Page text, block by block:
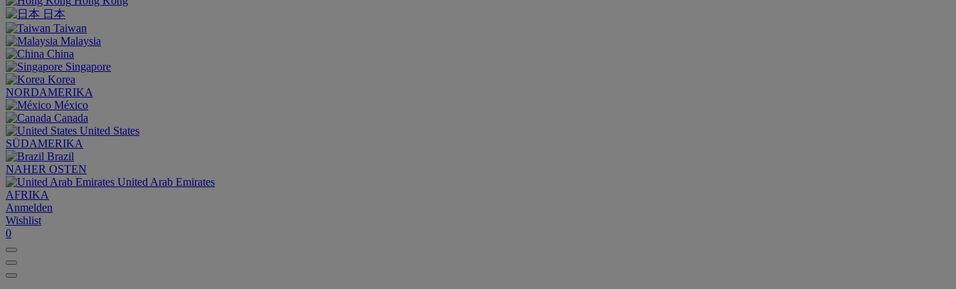
日本
Taiwan
Malaysia
China
Singapore
Korea
NORDAMERIKA
México
Canada
United States
SÜDAMERIKA
Brazil
NAHER OSTEN
United Arab Emirates
AFRIKA
Anmelden
Wishlist
0